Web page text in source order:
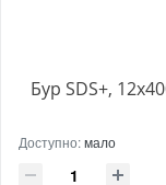
Бур SDS+,
Доступно:мало